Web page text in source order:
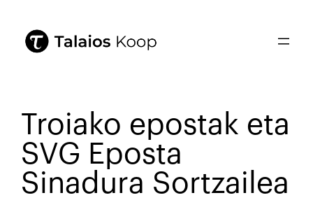
Troiako epostak eta
SVG Eposta
Sinadura Sortzailea